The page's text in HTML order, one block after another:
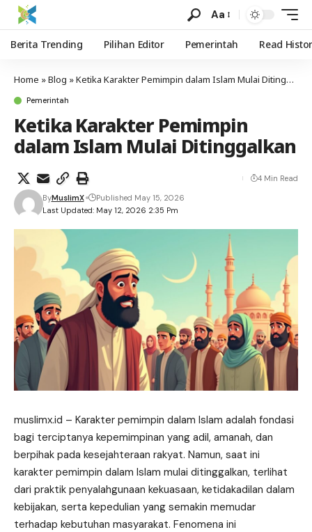
Aa
Berita Trending Pilihan Editor Pemerintah Read
Home »Blog »Ketika Karakter Pemimpin dalam Islam Mulai Ditinggalkan
Pemerintah
Ketika Karakter Pemimpin
dalam Islam Mulai Ditinggalkan
Last Updated: May 12, 2026 2:35 Pm
ByMuslimX Published May 15, 2026
4 Min Read
muslimx.id – Karakter pemimpin dalam Islam adalah fondasi
bagi terciptanya kepemimpinan yang adil, amanah, dan
berpihak pada kesejahteraan rakyat. Namun, saat ini
karakter pemimpin dalam Islam mulai ditinggalkan, terlihat
dari praktik penyalahgunaan kekuasaan, ketidakadilan dalam
kebijakan, serta kepedulian yang semakin memudar
terhadap kebutuhan masyarakat. Fenomena ini